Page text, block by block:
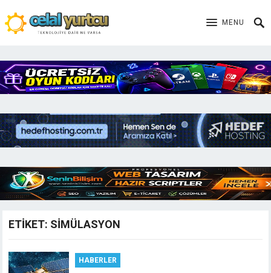
MENU
ETIKET: SIMÜLASYON
HABERLER